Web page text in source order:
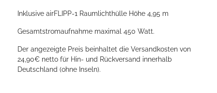
Inklusive airFLIPP-1 Raumlichthülle Höhe 4,95 m
Gesamtstromaufnahme maximal 450 Watt.
Der angezeigte Preis beinhaltet die Versandkosten von
24,90€ netto für Hin- und Rückversand innerhalb
Deutschland (ohne Inseln).